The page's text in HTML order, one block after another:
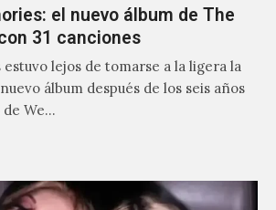
el nuevo álbum de The
31 canciones
estuvo lejos de tomarse a la ligera la
álbum después de los seis años
de We…